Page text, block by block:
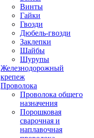
Винты
Гайки
Гвозди
Дюбель-гвозди
Заклепки
Шайбы
Шурупы
Железнодорожный
крепеж
Проволока
Проволока общего
назначения
Порошковая
сварочная и
наплавочная